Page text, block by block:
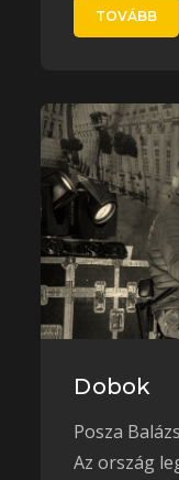
TOVÁBB
Dobok
Posza
Az ország